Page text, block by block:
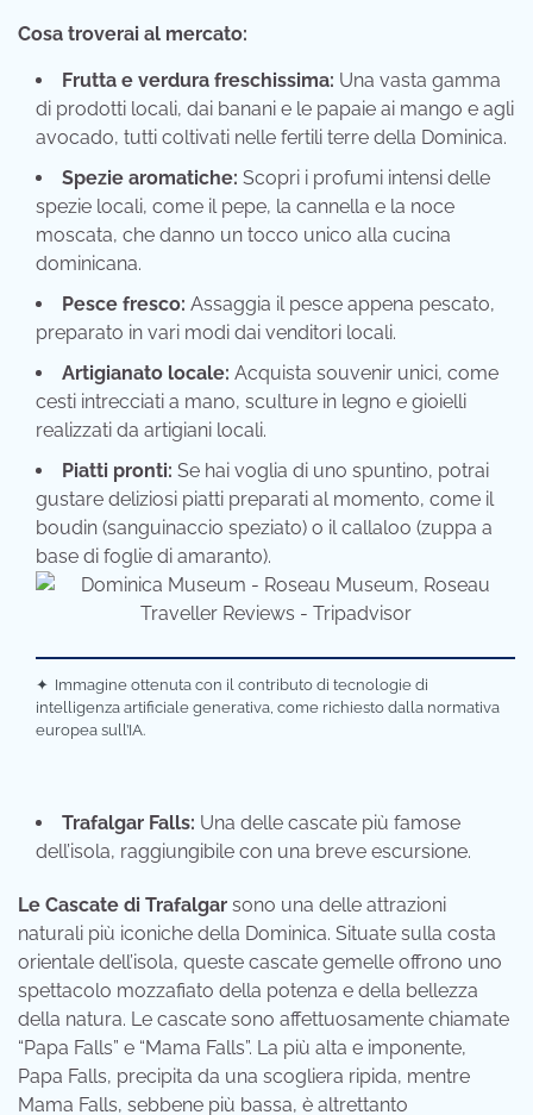
Cosa troverai al mercato:
Frutta e verdura freschissima: Una vasta gamma
di prodotti locali, dai banani e le papaie ai mango e agli
avocado, tutti coltivati nelle fertili terre della Dominica.
Spezie aromatiche: Scopri i profumi intensi delle
spezie locali, come il pepe, la cannella e la noce
moscata, che danno un tocco unico alla cucina
dominicana.
Pesce fresco: Assaggia il pesce appena pescato,
preparato in vari modi dai venditori locali.
Artigianato locale: Acquista souvenir unici, come
cesti intrecciati a mano, sculture in legno e gioielli
realizzati da artigiani locali.
Piatti pronti: Se hai voglia di uno spuntino, potrai
gustare deliziosi piatti preparati al momento, come il
boudin (sanguinaccio speziato) o il callaloo (zuppa a
base di foglie di amaranto).
✦ Immagine ottenuta con il contributo di tecnologie di
intelligenza artificiale generativa, come richiesto dalla normativa
europea sull’IA.
Trafalgar Falls: Una delle cascate più famose
dell’isola, raggiungibile con una breve escursione.
Le Cascate di Trafalgar sono una delle attrazioni
naturali più iconiche della Dominica. Situate sulla costa
orientale dell’isola, queste cascate gemelle offrono uno
spettacolo mozzafiato della potenza e della bellezza
della natura. Le cascate sono affettuosamente chiamate
“Papa Falls” e “Mama Falls”. La più alta e imponente,
Papa Falls, precipita da una scogliera ripida, mentre
Mama Falls, sebbene più bassa, è altrettanto